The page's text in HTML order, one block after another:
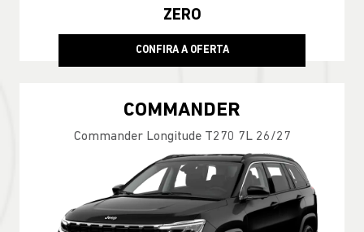
ZERO
CONFIRA A OFERTA
COMMANDER
Commander Longitude T270 7L 26/27